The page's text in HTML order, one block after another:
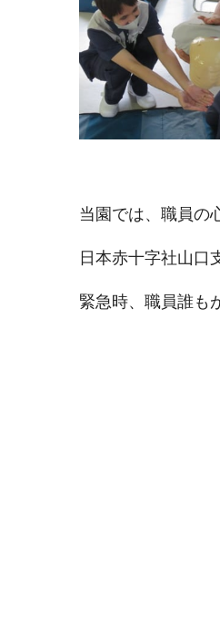
当園では、職員の
日本赤十字社山口
緊急時、職員誰も